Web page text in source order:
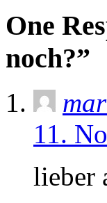
One
noch?”
11.
lieber